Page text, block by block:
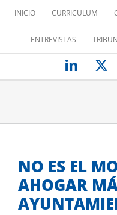
contenido
INICIO CURRICULUM
ENTREVISTAS
LinkedIn
NO ES EL
AHOGAR